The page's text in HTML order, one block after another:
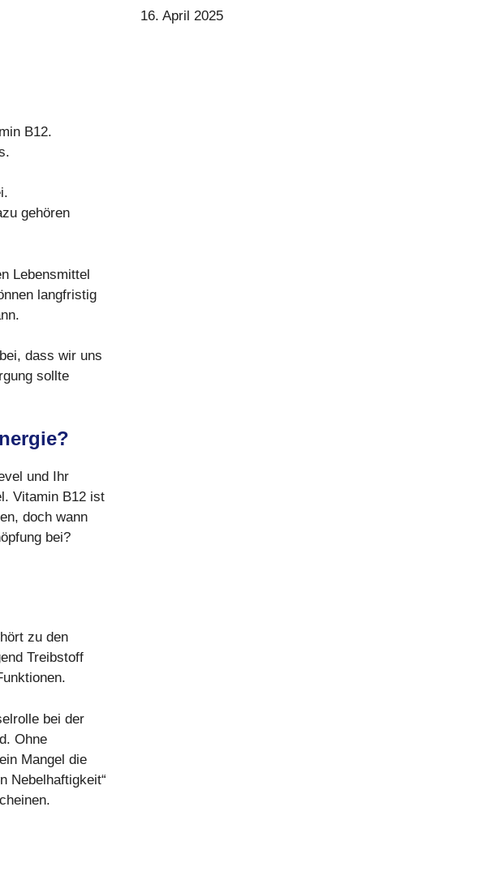
B12.
gehören
Lebensmittel
langfristig
dass wir uns
sollte
und Ihr
Vitamin B12 ist
doch wann
bei?
zu den
Treibstoff
bei der
Ohne
Mangel die
Nebelhaftigkeit“
16. April 2025